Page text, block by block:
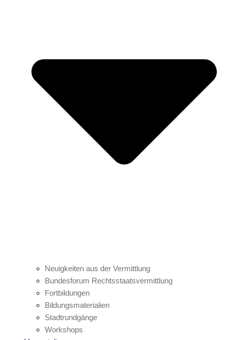
Neuigkeiten aus der Vermittlung
Bundesforum Rechtsstaatsvermittlung
Fortbildungen
Bildungsmaterialien
Stadtrundgänge
Workshops